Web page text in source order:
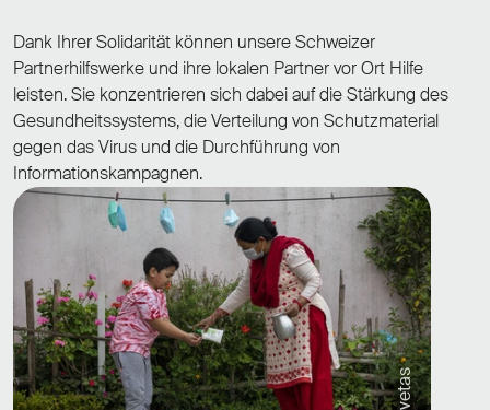
Dank Ihrer Solidarität können unsere Schweizer
Partnerhilfswerke und ihre lokalen Partner vor Ort Hilfe
leisten. Sie konzentrieren sich dabei auf die Stärkung des
Gesundheitssystems, die Verteilung von Schutzmaterial
gegen das Virus und die Durchführung von
Informationskampagnen.